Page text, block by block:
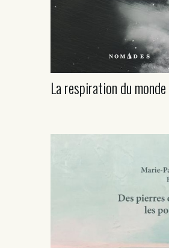
La respiration du monde